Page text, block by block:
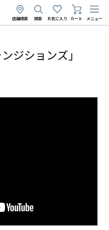
店舗検索 検索 お気に入り カート メニュー
ジションズ」